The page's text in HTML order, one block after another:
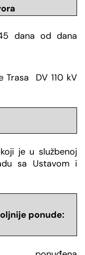
dana od dana
Trasa DV 110 kV
je u službenoj
sa Ustavom i
ponude: